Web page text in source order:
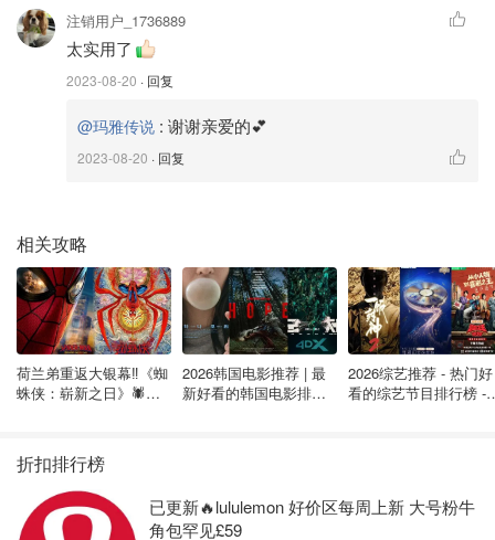
注销用户_1736889
太实用了
2023-08-20 · 回复
@玛雅传说 : 谢谢亲爱的💕
2023-08-20 · 回复
相关攻略
荷兰弟重返大银幕‼️《蜘
蛛侠：崭新之日》🕷️北
2026韩国电影推荐 | 最
新好看的韩国电影排行
2026综艺推荐 - 热门好
看的综艺节目排行榜 -
折扣排行榜
已更新🔥lululemon 好价区每周上新 大号粉牛
角包罕见£59